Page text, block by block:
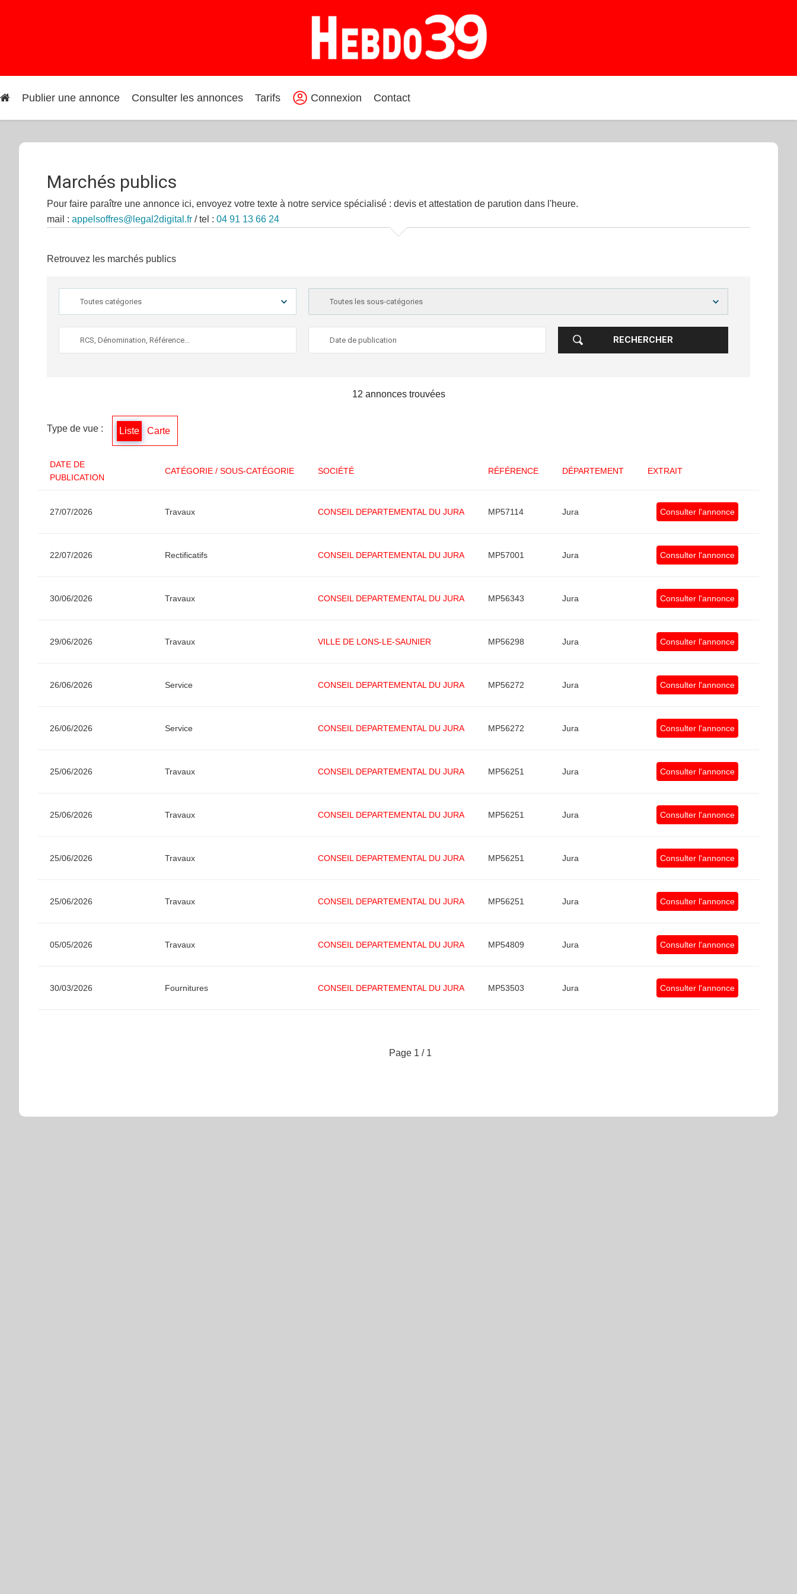
Navigation
Publier une annonce Consulter les annonces Tarifs Connexion Contact
Marchés publics
Pour faire paraître une annonce ici, envoyez votre texte à notre service spécialisé : devis et attestation de parution dans l'heure.
mail : appelsoffres@legal2digital.fr / tel : 04 91 13 66 24
Retrouvez les marchés publics
RECHERCHER
12 annonces trouvées
Type de vue : Liste Carte
DATE DE
PUBLICATION
CATÉGORIE / SOUS-CATÉGORIE SOCIÉTÉ RÉFÉRENCE DÉPARTEMENT EXTRAIT
27/07/2026 Travaux CONSEIL DEPARTEMENTAL DU JURA MP57114 Jura Consulter l'annonce
22/07/2026 Rectificatifs CONSEIL DEPARTEMENTAL DU JURA MP57001 Jura Consulter l'annonce
30/06/2026 Travaux CONSEIL DEPARTEMENTAL DU JURA MP56343 Jura Consulter l'annonce
29/06/2026 Travaux VILLE DE LONS-LE-SAUNIER MP56298 Jura Consulter l'annonce
26/06/2026 Service CONSEIL DEPARTEMENTAL DU JURA MP56272 Jura Consulter l'annonce
26/06/2026 Service CONSEIL DEPARTEMENTAL DU JURA MP56272 Jura Consulter l'annonce
25/06/2026 Travaux CONSEIL DEPARTEMENTAL DU JURA MP56251 Jura Consulter l'annonce
25/06/2026 Travaux CONSEIL DEPARTEMENTAL DU JURA MP56251 Jura Consulter l'annonce
25/06/2026 Travaux CONSEIL DEPARTEMENTAL DU JURA MP56251 Jura Consulter l'annonce
25/06/2026 Travaux CONSEIL DEPARTEMENTAL DU JURA MP56251 Jura Consulter l'annonce
05/05/2026 Travaux CONSEIL DEPARTEMENTAL DU JURA MP54809 Jura Consulter l'annonce
30/03/2026 Fournitures CONSEIL DEPARTEMENTAL DU JURA MP53503 Jura Consulter l'annonce
Page 1 / 1